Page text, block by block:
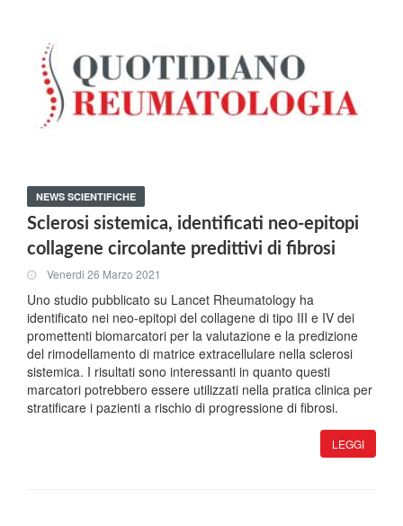
NEWS SCIENTIFICHE
Sclerosi sistemica, identificati neo-epitopi
collagene circolante predittivi di fibrosi
Venerdi 26 Marzo 2021
Uno studio pubblicato su Lancet Rheumatology ha
identificato nei neo-epitopi del collagene di tipo III e IV dei
promettenti biomarcatori per la valutazione e la predizione
del rimodellamento di matrice extracellulare nella sclerosi
sistemica. I risultati sono interessanti in quanto questi
marcatori potrebbero essere utilizzati nella pratica clinica per
stratificare i pazienti a rischio di progressione di fibrosi.
LEGGI